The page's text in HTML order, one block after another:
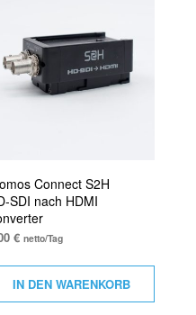
Connect S2H
SDI nach HDMI
€ netto/Tag
IN DEN WARENKORB